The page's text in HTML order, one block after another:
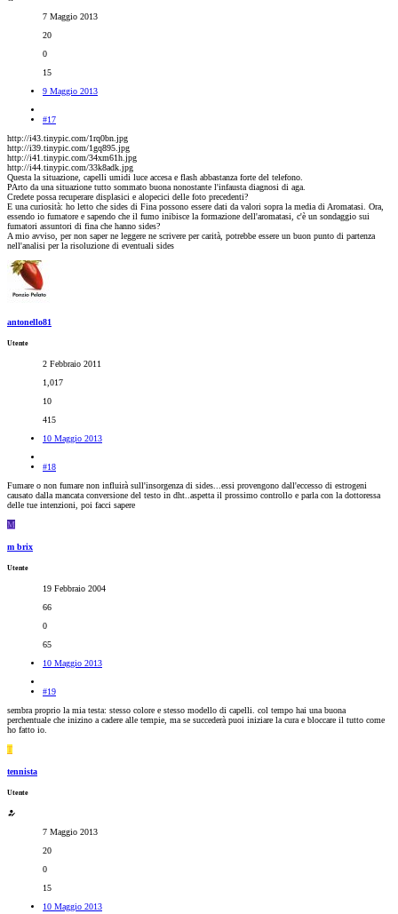
7 Maggio 2013
20
0
15
9 Maggio 2013
#17
http://i43.tinypic.com/1rq0bn.jpg
http://i39.tinypic.com/1gq895.jpg
http://i41.tinypic.com/34xm61h.jpg
http://i44.tinypic.com/33k8adk.jpg
Questa la situazione, capelli umidi luce accesa e flash abbastanza forte del telefono.
PArto da una situazione tutto sommato buona nonostante l'infausta diagnosi di aga.
Credete possa recuperare displasici e alopecici delle foto precedenti?
E una curiosità: ho letto che sides di Fina possono essere dati da valori sopra la media di Aromatasi. Ora,
essendo io fumatore e sapendo che il fumo inibisce la formazione dell'aromatasi, c'è un sondaggio sui
fumatori assuntori di fina che hanno sides?
A mio avviso, per non saper ne leggere ne scrivere per carità, potrebbe essere un buon punto di partenza
nell'analisi per la risoluzione di eventuali sides
antonello81
Utente
2 Febbraio 2011
1,017
10
415
10 Maggio 2013
#18
Fumare o non fumare non influirà sull'insorgenza di sides...essi provengono dall'eccesso di estrogeni
causato dalla mancata conversione del testo in dht..aspetta il prossimo controllo e parla con la dottoressa
delle tue intenzioni, poi facci sapere
M
m brix
Utente
19 Febbraio 2004
66
0
65
10 Maggio 2013
#19
sembra proprio la mia testa: stesso colore e stesso modello di capelli. col tempo hai una buona
perchentuale che inizino a cadere alle tempie, ma se succederà puoi iniziare la cura e bloccare il tutto come
ho fatto io.
T
tennista
Utente
7 Maggio 2013
20
0
15
10 Maggio 2013